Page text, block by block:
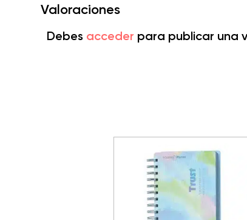
Valoraciones
Debes acceder para publicar una